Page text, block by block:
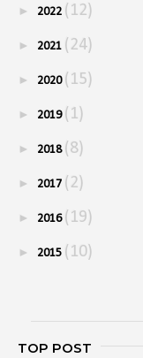
► 2022 (12)
► 2021 (24)
► 2020 (15)
► 2019 (1)
► 2018 (8)
► 2017 (2)
► 2016 (19)
► 2015 (10)
TOP POST